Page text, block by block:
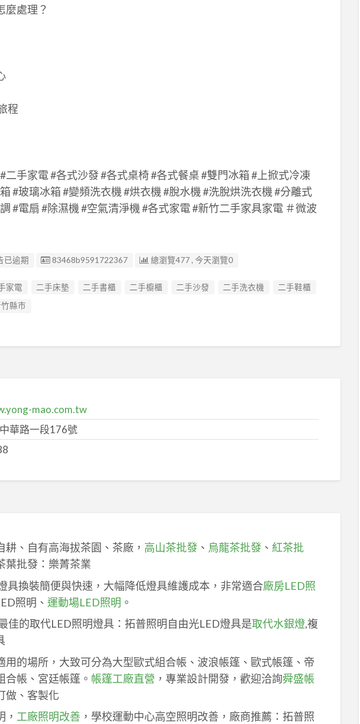
麼處理？
程
二手家電 #各式沙發 #各式桌椅 #各式餐桌 #雙門冰箱 #上掀式冷凍
#玻璃冰箱 #變頻洗衣機 #烘衣機 #脫水機 #洗脫烘洗衣機 #分離式
#電扇 #除濕機 #空氣清淨機 #各式家電 #新竹二手家具家電 ＃微波
已逾期 廣告编號
83468b9591722367 總瀏覽477 , 今天瀏覽0
家電 二手床墊 二手書櫃 二手櫥櫃 二手沙發 二手洗衣機
二手鞋櫃
縣市
mao.com.tw
華路一段176號
、自有高海拔茶園、茶廠， 高山茶批發、 烏龍茶批發、 紅茶批
葉批發：樂菁茶業
具換裝簡便與快速，大幅降低燈具維護成本，非常適合廠房LED照
照明、 運動場LED照明 。
佳的取代LED照明燈具：拓普照明自由光LED燈具是取代水銀燈,複
用的場所，大致可分為大型歐式組合帳、波浪帳篷、歐式帳篷、帝
帳、宮廷帳篷。 帳篷工廠直營 ，專業設計開發，歡迎洽詢舜盛帳
做、客製化
工廠照明改善，學校運動中心高空照明改善，廠商推薦：拓普照